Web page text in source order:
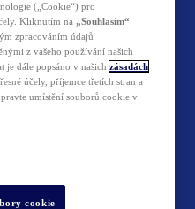
(„Cookie“) pro
Kliknutím na „Souhlasím“
zpracováním údajů
z vašeho používání našich
dále popsáno v našich zásadách
účely, příjemce třetích stran a
umístění souborů cookie v
cookie